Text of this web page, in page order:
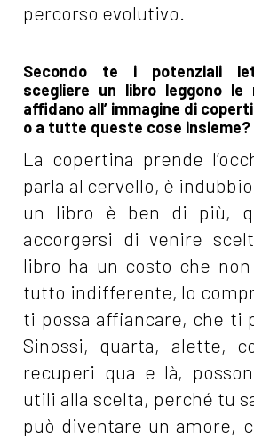
percorso evolutivo.
Secondo te i potenziali
scegliere un libro leggono le
affidano all’ immagine di
o a tutte queste cose insieme?
La copertina prende
parla al cervello, è
un libro è ben di più,
accorgersi di venire
libro ha un costo che non
tutto indifferente, lo
ti possa affiancare, che ti
Sinossi, quarta, alette,
recuperi qua e là,
utili alla scelta, perché tu
può diventare un amore,